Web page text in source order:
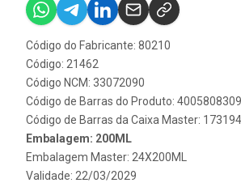
Código do Fabricante: 80210
Código: 21462
Código NCM: 33072090
Código de Barras do Produto:
Código de Barras da Caixa Master:
Embalagem: 200ML
Embalagem Master: 24X200ML
Validade: 22/03/2029